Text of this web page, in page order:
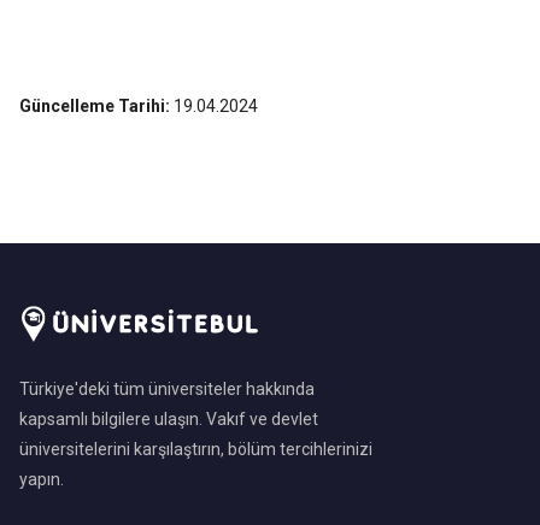
Güncelleme Tarihi: 19.04.2024
Türkiye'deki tüm üniversiteler hakkında
kapsamlı bilgilere ulaşın. Vakıf ve devlet
üniversitelerini karşılaştırın, bölüm tercihlerinizi
yapın.